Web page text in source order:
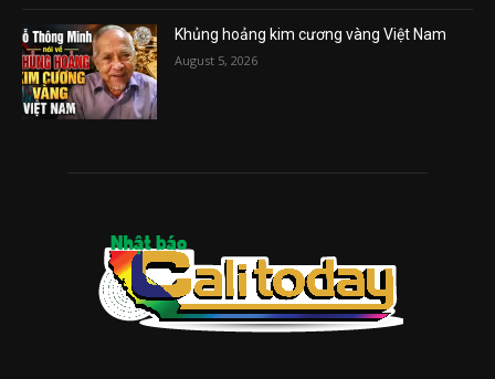
Khủng hoảng kim cương vàng Việt Nam
August 5, 2026